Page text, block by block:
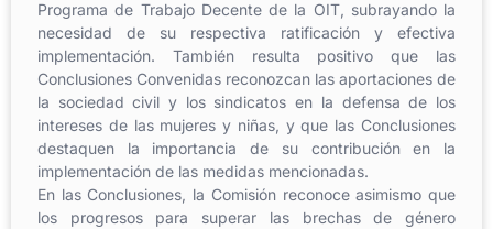
Programa de Trabajo Decente de la OIT, subrayando la
necesidad de su respectiva ratificación y efectiva
implementación. También resulta positivo que las
Conclusiones Convenidas reconozcan las aportaciones de
la sociedad civil y los sindicatos en la defensa de los
intereses de las mujeres y niñas, y que las Conclusiones
destaquen la importancia de su contribución en la
implementación de las medidas mencionadas.
En las Conclusiones, la Comisión reconoce asimismo que
los progresos para superar las brechas de género